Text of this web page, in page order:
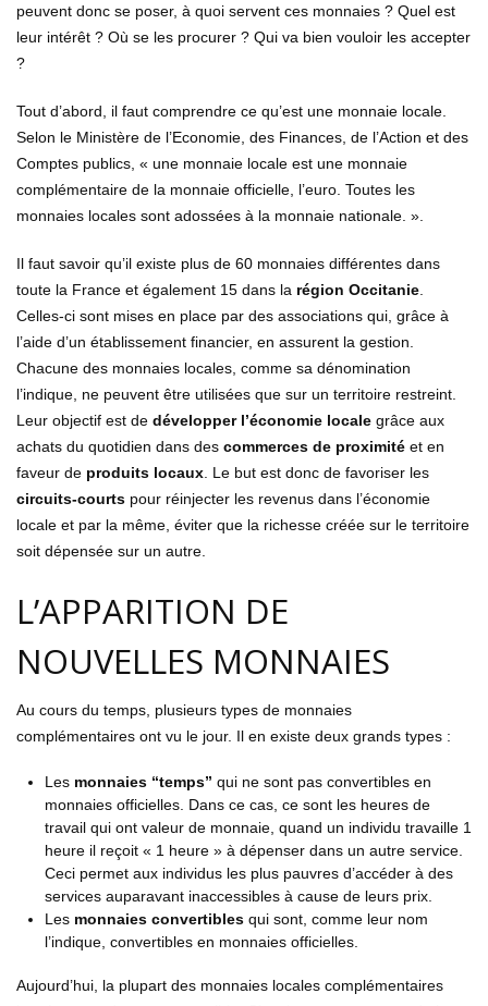
peuvent donc se poser, à quoi servent ces monnaies ? Quel est
leur intérêt ? Où se les procurer ? Qui va bien vouloir les accepter
?
Tout d’abord, il faut comprendre ce qu’est une monnaie locale.
Selon le Ministère de l’Economie, des Finances, de l’Action et des
Comptes publics, « une monnaie locale est une monnaie
complémentaire de la monnaie officielle, l’euro. Toutes les
monnaies locales sont adossées à la monnaie nationale. ».
Il faut savoir qu’il existe plus de 60 monnaies différentes dans
toute la France et également 15 dans la région Occitanie
Celles-ci sont mises en place par des associations qui, grâce à
l’aide d’un établissement financier, en assurent la gestion.
Chacune des monnaies locales, comme sa dénomination
l’indique, ne peuvent être utilisées que sur un territoire restreint.
Leur objectif est de développer l’économie locale grâce aux
achats du quotidien dans des commerces de proximité et en
faveur de produits locaux . Le but est donc de favoriser les
circuits-courts pour réinjecter les revenus dans l’économie
locale et par la même, éviter que la richesse créée sur le territoire
soit dépensée sur un autre.
L’APPARITION DE
NOUVELLES MONNAIES
Au cours du temps, plusieurs types de monnaies
complémentaires ont vu le jour. Il en existe deux grands types :
Les monnaies “temps” qui ne sont pas convertibles en
monnaies officielles. Dans ce cas, ce sont les heures de
travail qui ont valeur de monnaie, quand un individu travaille 1
heure il reçoit « 1 heure » à dépenser dans un autre service.
Ceci permet aux individus les plus pauvres d’accéder à des
services auparavant inaccessibles à cause de leurs prix.
Les monnaies convertiblesqui sont, comme leur nom
l’indique, convertibles en monnaies officielles.
Aujourd’hui, la plupart des monnaies locales complémentaires